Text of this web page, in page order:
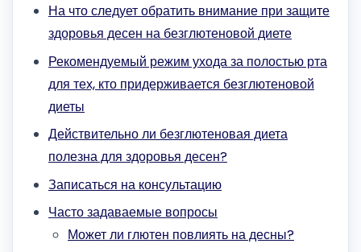
На что следует обратить внимание при защите
здоровья десен на безглютеновой диете
Рекомендуемый режим ухода за полостью рта
для тех, кто придерживается безглютеновой
диеты
Действительно ли безглютеновая диета
полезна для здоровья десен?
Записаться на консультацию
Часто задаваемые вопросы
Может ли глютен повлиять на десны?